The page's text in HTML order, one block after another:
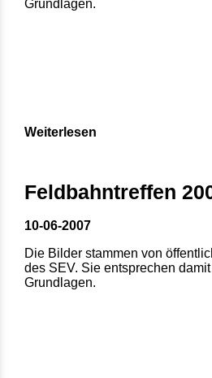
Grundlagen.
Weiterlesen
Feldbahntreffen
10-06-2007
Die Bilder stammen von
des SEV. Sie entsprechen
Grundlagen.